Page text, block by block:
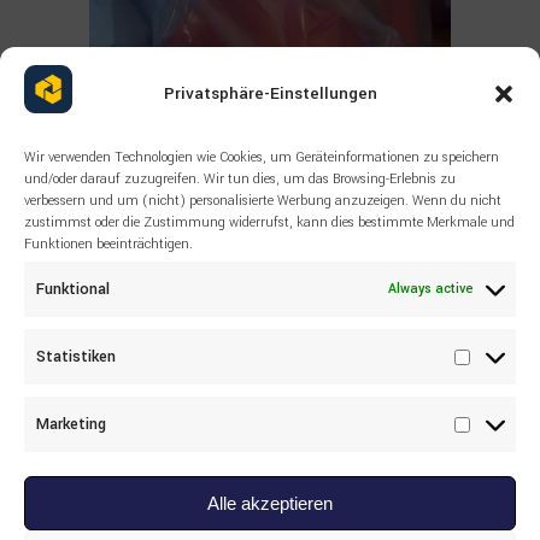
Privatsphäre-Einstellungen
Wir verwenden Technologien wie Cookies, um Geräteinformationen zu speichern
und/oder darauf zuzugreifen. Wir tun dies, um das Browsing-Erlebnis zu
verbessern und um (nicht) personalisierte Werbung anzuzeigen. Wenn du nicht
zustimmst oder die Zustimmung widerrufst, kann dies bestimmte Merkmale und
Funktionen beeinträchtigen.
Funktional Always active
Statistiken
Marketing
Alle akzeptieren
Read more
ALL PRODUCTS,OTHERS,SANDVIK